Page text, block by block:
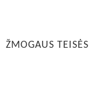
ŽMOGAUS TEISĖS